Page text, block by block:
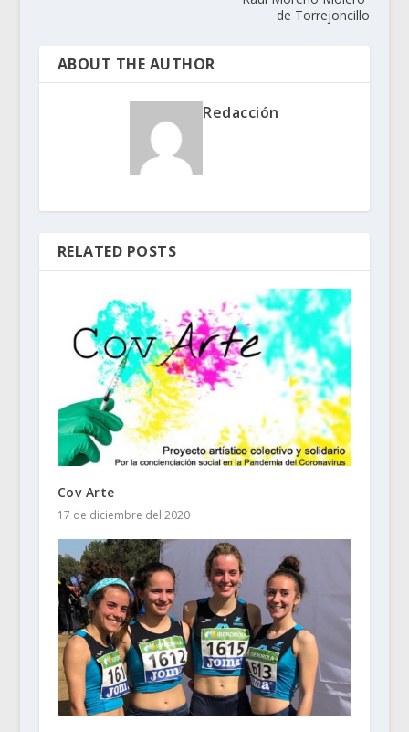
de Torrejoncillo
ABOUT THE AUTHOR
Redacción
RELATED POSTS
Cov Arte
17 de diciembre del 2020